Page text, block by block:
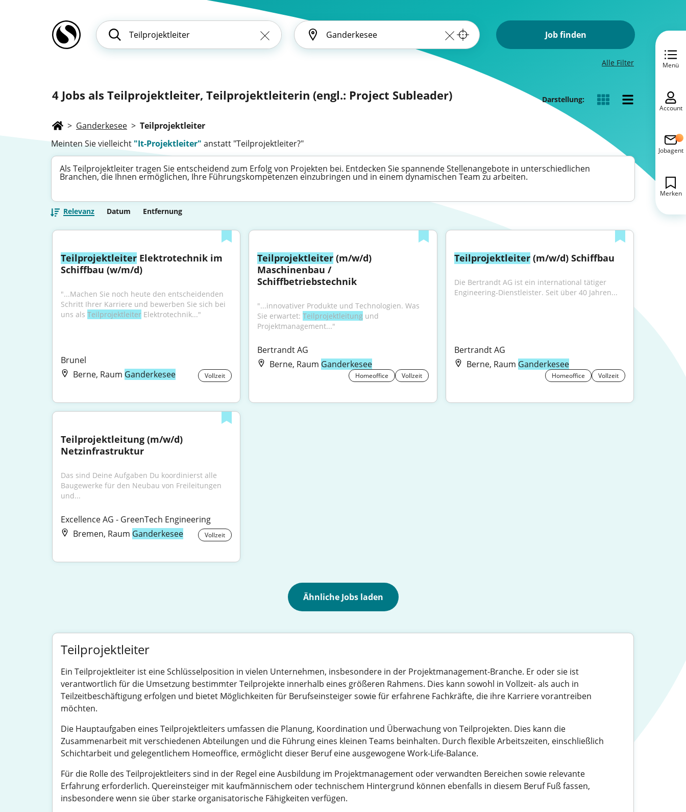
Job finden
Alle Filter
4 Jobs als Teilprojektleiter, Teilprojektleiterin (engl.: Project Subleader) Darstellung:
> Ganderkesee > Teilprojektleiter
Meinten Sie vielleicht "It-Projektleiter" anstatt "Teilprojektleiter?"
Als Teilprojektleiter tragen Sie entscheidend zum Erfolg von Projekten bei. Entdecken Sie spannende Stellenangebote in unterschiedlichen
Branchen, die Ihnen ermöglichen, Ihre Führungskompetenzen einzubringen und in einem dynamischen Team zu arbeiten.
Relevanz Datum Entfernung
Teilprojektleiter Elektrotechnik im
Schiffbau (w/m/d)
"...Machen Sie noch heute den entscheidenden
Schritt Ihrer Karriere und bewerben Sie sich bei
uns als Teilprojektleiter Elektrotechnik..."
Brunel
Berne, Raum Ganderkesee Vollzeit
Teilprojektleiter (m/w/d)
Maschinenbau /
Schiffbetriebstechnik
"...innovativer Produkte und Technologien. Was
Sie erwartet: Teilprojektleitung und
Projektmanagement..."
Bertrandt AG
Berne, Raum Ganderkesee
Homeoffice Vollzeit
Teilprojektleiter (m/w/d) Schiffbau
Die Bertrandt AG ist ein international tätiger
Engineering‑Dienstleister. Seit über 40 Jahren...
Bertrandt AG
Berne, Raum Ganderkesee
Homeoffice Vollzeit
Teilprojektleitung (m/w/d)
Netzinfrastruktur
Das sind Deine Aufgaben Du koordinierst alle
Baugewerke für den Neubau von Freileitungen
und...
Excellence AG - GreenTech Engineering
Bremen, Raum Ganderkesee Vollzeit
Ähnliche Jobs laden
Teilprojektleiter
Ein Teilprojektleiter ist eine Schlüsselposition in vielen Unternehmen, insbesondere in der Projektmanagement-Branche. Er oder sie ist
verantwortlich für die Umsetzung bestimmter Teilprojekte innerhalb eines größeren Rahmens. Dies kann sowohl in Vollzeit- als auch in
Teilzeitbeschäftigung erfolgen und bietet Möglichkeiten für Berufseinsteiger sowie für erfahrene Fachkräfte, die ihre Karriere vorantreiben
möchten.
Die Hauptaufgaben eines Teilprojektleiters umfassen die Planung, Koordination und Überwachung von Teilprojekten. Dies kann die
Zusammenarbeit mit verschiedenen Abteilungen und die Führung eines kleinen Teams beinhalten. Durch flexible Arbeitszeiten, einschließlich
Schichtarbeit und gelegentlichem Homeoffice, ermöglicht dieser Beruf eine ausgewogene Work-Life-Balance.
Für die Rolle des Teilprojektleiters sind in der Regel eine Ausbildung im Projektmanagement oder verwandten Bereichen sowie relevante
Erfahrung erforderlich. Quereinsteiger mit kaufmännischem oder technischem Hintergrund können ebenfalls in diesem Beruf Fuß fassen,
insbesondere wenn sie über starke organisatorische Fähigkeiten verfügen.
Menü
Account
Jobagent
Merken